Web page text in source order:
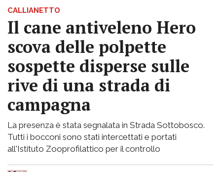
CALLIANETTO
Il cane antiveleno Hero
scova delle polpette
sospette disperse sulle
rive di una strada di
campagna
La presenza è stata segnalata in Strada Sottobosco.
Tutti i bocconi sono stati intercettati e portati
all'Istituto Zooprofilattico per il controllo